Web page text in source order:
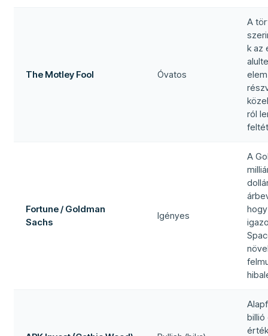
The Motley Fool Óvatos
A
k az
ról
Fortune / Goldman
Sachs
Igényes
A
billió